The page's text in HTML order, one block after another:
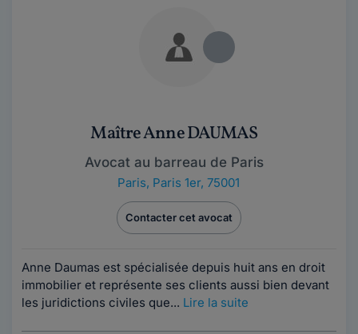
Maître Anne DAUMAS
Avocat au barreau de Paris
Paris, Paris 1er, 75001
Contacter cet avocat
Anne Daumas est spécialisée depuis huit ans en droit
immobilier et représente ses clients aussi bien devant
les juridictions civiles que... Lire la suite